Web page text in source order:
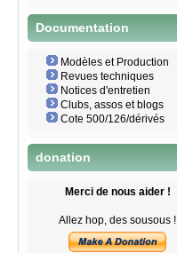
Documentation
Modèles et Production
Revues techniques
Notices d'entretien
Clubs, assos et blogs
Cote 500/126/dérivés
donation
Merci de nous aider !
Allez hop, des sousous !